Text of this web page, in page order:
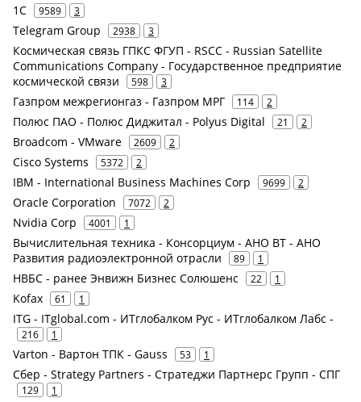
1С 9589 3
Telegram Group 2938 3
Космическая связь ГПКС ФГУП - RSCC - Russian Satellite
Communications Company - Государственное предприятие
космической связи
598 3
Газпром межрегионгаз - Газпром МРГ 114 2
Полюс ПАО - Полюс Диджитал - Polyus Digital 21 2
Broadcom - VMware 2609 2
Cisco Systems 5372 2
IBM - International Business Machines Corp 9699 2
Oracle Corporation 7072 2
Nvidia Corp 4001 1
Вычислительная техника - Консорциум - АНО ВТ - АНО
Развития радиоэлектронной отрасли
89 1
НВБС - ранее Энвижн Бизнес Солюшенс 22 1
Kofax 61 1
ITG - ITglobal.com - ИТглобалком Рус - ИТглобалком Лабс -
216 1
Varton - Вартон ТПК - Gauss 53 1
Сбер - Strategy Partners - Стратеджи Партнерс Групп - СПГ
129 1